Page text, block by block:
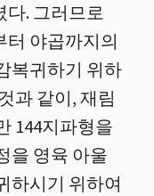
다. 그러므로
야곱까지의
복귀하기 위하
과 같이, 재림
144지파형을
을 영육 아울
하시기 위하여